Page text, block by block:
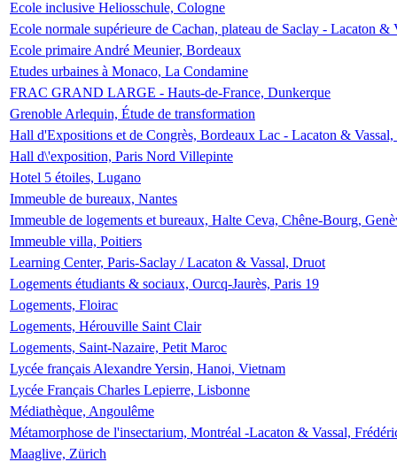
Ecole inclusive Heliosschule, Cologne
Ecole normale supérieure de Cachan, plateau de Saclay - Lacaton &
Ecole primaire André Meunier, Bordeaux
Etudes urbaines à Monaco, La Condamine
FRAC GRAND LARGE - Hauts-de-France, Dunkerque
Grenoble Arlequin, Étude de transformation
Hall d'Expositions et de Congrès, Bordeaux Lac - Lacaton &
Hall d\'exposition, Paris Nord Villepinte
Hotel 5 étoiles, Lugano
Immeuble de bureaux, Nantes
Immeuble de logements et bureaux, Halte Ceva, Chêne-Bourg,
Immeuble villa, Poitiers
Learning Center, Paris-Saclay / Lacaton & Vassal, Druot
Logements étudiants & sociaux, Ourcq-Jaurès, Paris 19
Logements, Floirac
Logements, Hérouville Saint Clair
Logements, Saint-Nazaire, Petit Maroc
Lycée français Alexandre Yersin, Hanoi, Vietnam
Lycée Français Charles Lepierre, Lisbonne
Médiathèque, Angoulême
Métamorphose de l'insectarium, Montréal -Lacaton & Vassal,
Maaglive, Zürich